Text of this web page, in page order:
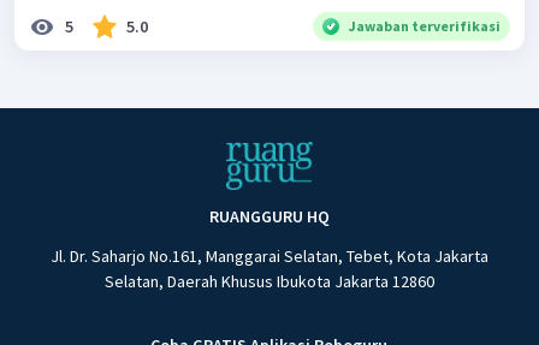
5 5.0 Jawaban terverifikasi
RUANGGURU HQ
Jl. Dr. Saharjo No.161, Manggarai Selatan, Tebet, Kota Jakarta
Selatan, Daerah Khusus Ibukota Jakarta 12860